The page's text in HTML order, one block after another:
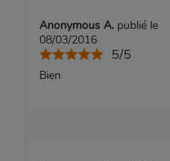
Anonymous A. publié le
08/03/2016
5/5
Bien